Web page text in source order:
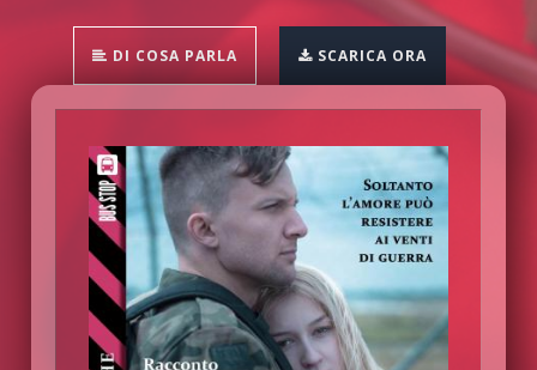
DI COSA PARLA SCARICA ORA